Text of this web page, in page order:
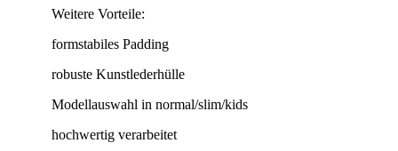
Weitere Vorteile:
formstabiles Padding
robuste Kunstlederhülle
Modellauswahl in normal/slim/kids
hochwertig verarbeitet